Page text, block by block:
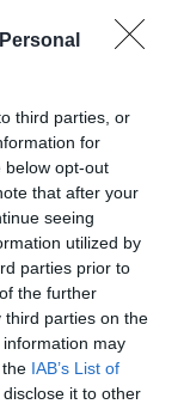
third parties, or
for
below opt-out
that after your
seeing
utilized by
parties prior to
the further
third parties on the
information may
IAB’s List of
it to other
Campos